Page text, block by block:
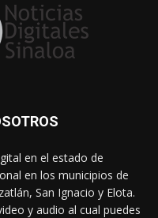
en el estado de
en los municipios de
San Ignacio y Elota.
y audio al cual puedes